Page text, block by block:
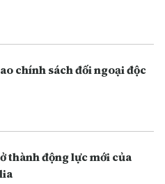
chính sách đối ngoại độc
thành động lực mới của